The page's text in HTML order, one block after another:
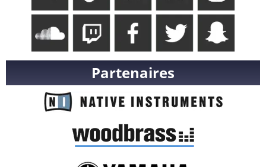
Partenaires